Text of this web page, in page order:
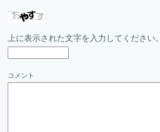
上に表示された文字を入力してください。
コメント